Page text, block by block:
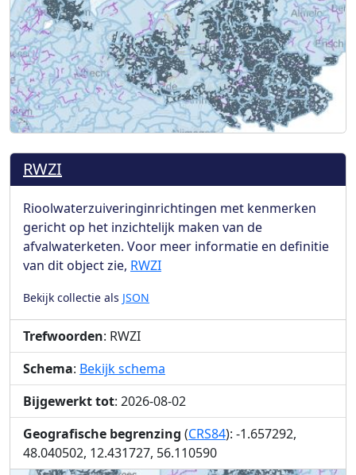
RWZI
Rioolwaterzuiveringinrichtingen met kenmerken
gericht op het inzichtelijk maken van de
afvalwaterketen. Voor meer informatie en definitie
van dit object zie, RWZI
Bekijk collectie als JSON
Trefwoorden: RWZI
Schema: Bekijk schema
Bijgewerkt tot: 2026-08-02
Geografische begrenzing (CRS84): -1.657292,
48.040502, 12.431727, 56.110590